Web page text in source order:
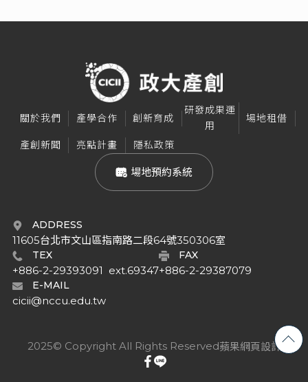
關於我們 產學合作 創新育成
研發成果運
用
場地租借
產創新聞 亮點計畫 隱私政策
場地預約系統
ADDRESS
11605台北市文山區指南路二段64號350306室
TEX
+886-2-29393091  ext.69347
FAX
+886-2-29387079
E-MAIL
cicii@nccu.edu.tw
2025© Copyright All Rights Reserved蘋果網頁設計